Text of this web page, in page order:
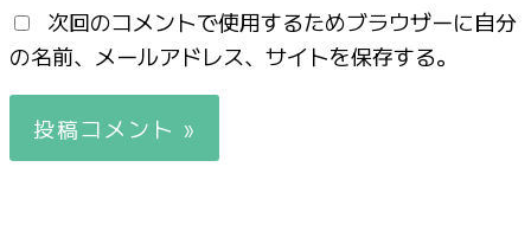
次回のコメントで使用するためブラウザーに自分
の名前、メールアドレス、サイトを保存する。